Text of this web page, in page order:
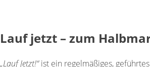
Lauf jetzt – zum
„Lauf Jetzt!“ist ein regelmäßiges,